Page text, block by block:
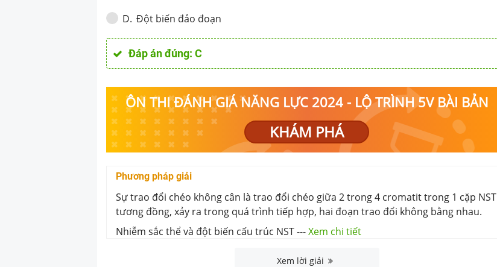
D. Đột biến đảo đoạn
Đáp án đúng:C
ÔN THI ĐÁNH GIÁ NĂNG LỰC 2024 - LỘ TRÌNH 5V BÀI BẢN
KHÁM PHÁ
Phương pháp giải
Sự trao đổi chéo không cân là trao đổi chéo giữa 2 trong 4 cromatit trong 1 cặp NST
tương đồng, xảy ra trong quá trình tiếp hợp, hai đoạn trao đổi không bằng nhau.
Nhiễm sắc thể và đột biến cấu trúc NST---Xem chi tiết
Xem lời giải